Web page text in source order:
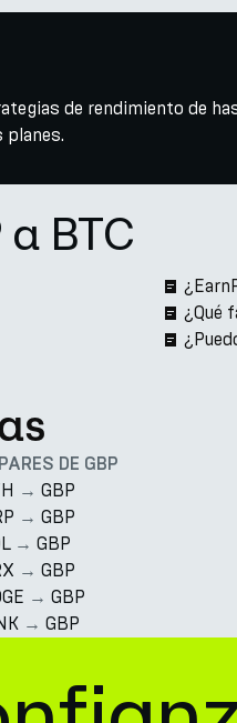
de rendimiento de
planes.
BTC
¿Qué
DE GBP
→ GBP
→ GBP
→ GBP
→ GBP
→ GBP
→ GBP